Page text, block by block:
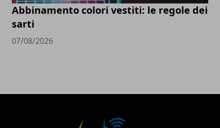
Abbinamento colori vestiti: le regole dei
sarti
07/08/2026